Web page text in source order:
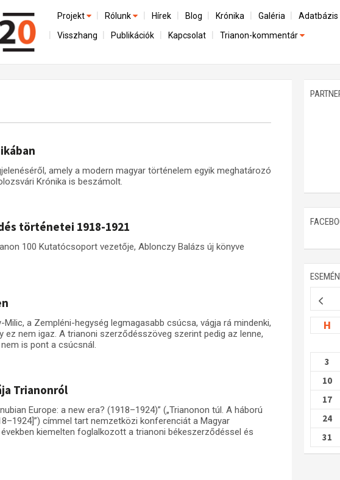
Projekt
Előzmények
Az összeomlás és a magyar társadalom
Utókor és emlékezet
Rólunk
A kutatócsoport működéséről
Hírek Blog Krónika Galéria Adatbázis
Visszhang Publikációk Kapcsolat Trianon-kommentár
amely a modern magyar történelem egyik meghatározó
Krónika is beszámolt.
történetei 1918-1921
100 Kutatócsoport vezetője, Ablonczy Balázs új könyve
a Zempléni-hegység legmagasabb csúcsa, vágja rá mindenki,
ez nem igaz. A trianoni szerződésszöveg szerint pedig az lenne,
is pont a csúcsnál.
Trianonról
Europe: a new era? (1918–1924)” („Trianonon túl. A háború
címmel tart nemzetközi konferenciát a Magyar
kiemelten foglalkozott a trianoni békeszerződéssel és
H
3
10
17
24
31